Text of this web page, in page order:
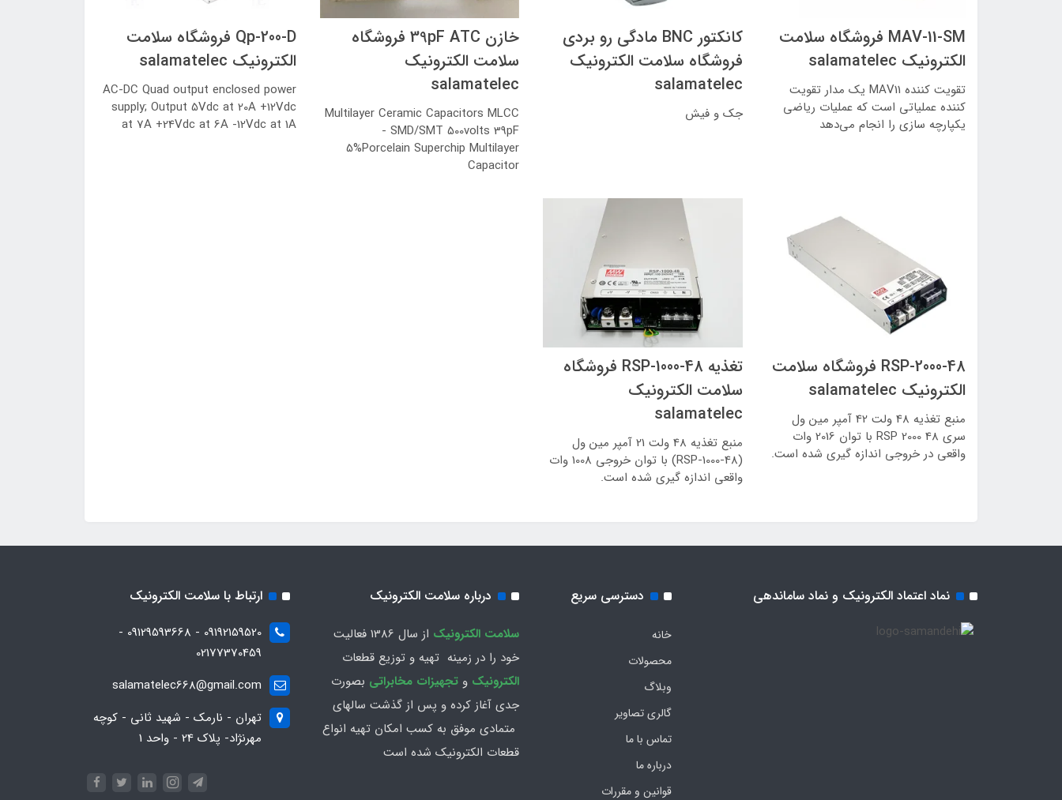
MAV-11-SM فروشگاه سلامت
الکترونیک salamatelec
تقویت کننده MAV11 یک مدار تقویت
کننده عملیاتی است که عملیات ریاضی
یکپارچه سازی را انجام می‌دهد
کانکتور BNC مادگی رو بردی
فروشگاه سلامت الکترونیک
salamatelec
جک و فیش
خازن 39pF ATC فروشگاه
سلامت الکترونیک
salamatelec
Multilayer Ceramic Capacitors MLCC
- SMD/SMT 500volts 39pF
5%Porcelain Superchip Multilayer
Capacitor
Qp-200-D فروشگاه سلامت
الکترونیک salamatelec
AC-DC Quad output enclosed power
supply; Output 5Vdc at 20A +12Vdc
at 7A +24Vdc at 6A -12Vdc at 1A
RSP-2000-48 فروشگاه سلامت
الکترونیک salamatelec
منبع تغذیه 48 ولت 42 آمپر مین ول
سری 48 RSP 2000 با توان 2016 وات
واقعی در خروجی اندازه گیری شده است.
تغذیه RSP-1000-48 فروشگاه
سلامت الکترونیک
salamatelec
منبع تغذیه 48 ولت 21 آمپر مین ول
(RSP-1000-48) با توان خروجی 1008 وات
واقعی اندازه گیری شده است.
نماد اعتماد الکترونیک و نماد ساماندهی دسترسی سریع
خانه
محصولات
وبلاگ
گالری تصاویر
تماس با ما
درباره ما
قوانین و مقررات
درباره سلامت الکترونیک
سلامت الكترونيك
از سال 1386 فعاليت
خود را در زمينه تهيه و توزیع قطعات
الکترونیک و تجهیزات مخابراتی بصورت
جدي آغاز كرده و پس از گذشت سالهاي
متمادي موفق به کسب امکان تهیه انواع
قطعات الکترونیک شده است
ارتباط با سلامت الکترونیک
09192159520 - 09129593668 -
02177370459
salamatelec668@gmail.com
تهران - نارمک - شهید ثانی - کوچه
مهرنژاد- پلاک 24 - واحد 1